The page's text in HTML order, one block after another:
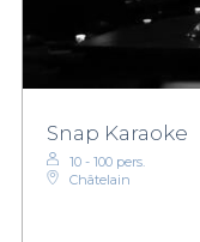
Snap Karaoke
10 - 100 pers.
Châtelain